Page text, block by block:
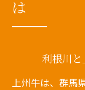
は
利根川
上州牛は、群馬